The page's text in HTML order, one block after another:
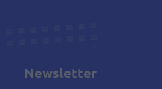
Newsletter